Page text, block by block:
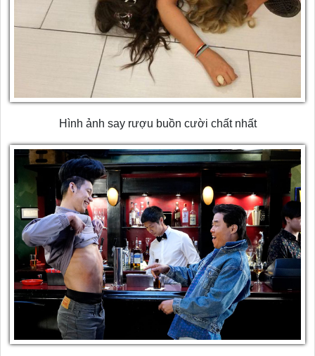
Hình ảnh say rượu buồn cười chất nhất